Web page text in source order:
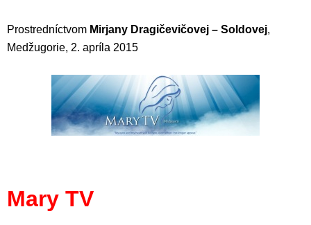
Prostredníctvom Mirjany Dragičevičovej – Soldovej,
Medžugorie, 2. apríla 2015
Mary TV